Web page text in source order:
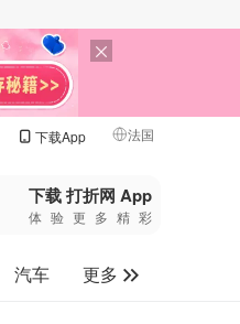
下载App 法国
🇺🇸美国
🇨🇳中国
🇨🇦加拿大
下载 打折网 App
体验更多精彩
汽车
更多